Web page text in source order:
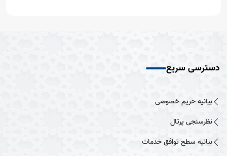
دسترسی سریع
بیانیه حریم خصوصی
نظرسنجی پرتال
بیانیه سطح توافق خدمات